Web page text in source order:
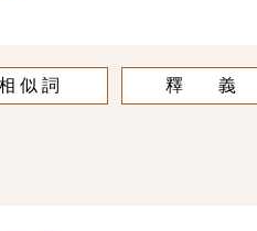
似 詞 釋 義